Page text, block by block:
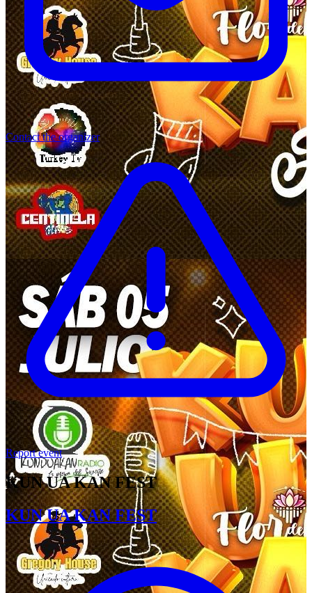
Contact the organizer
Report event
KUN UA KAN FEST
KUN UA KAN FEST